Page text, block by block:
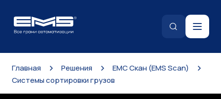
Главная > Решения > ЕМС Скан (EMS Scan) >
Системы сортировки грузов